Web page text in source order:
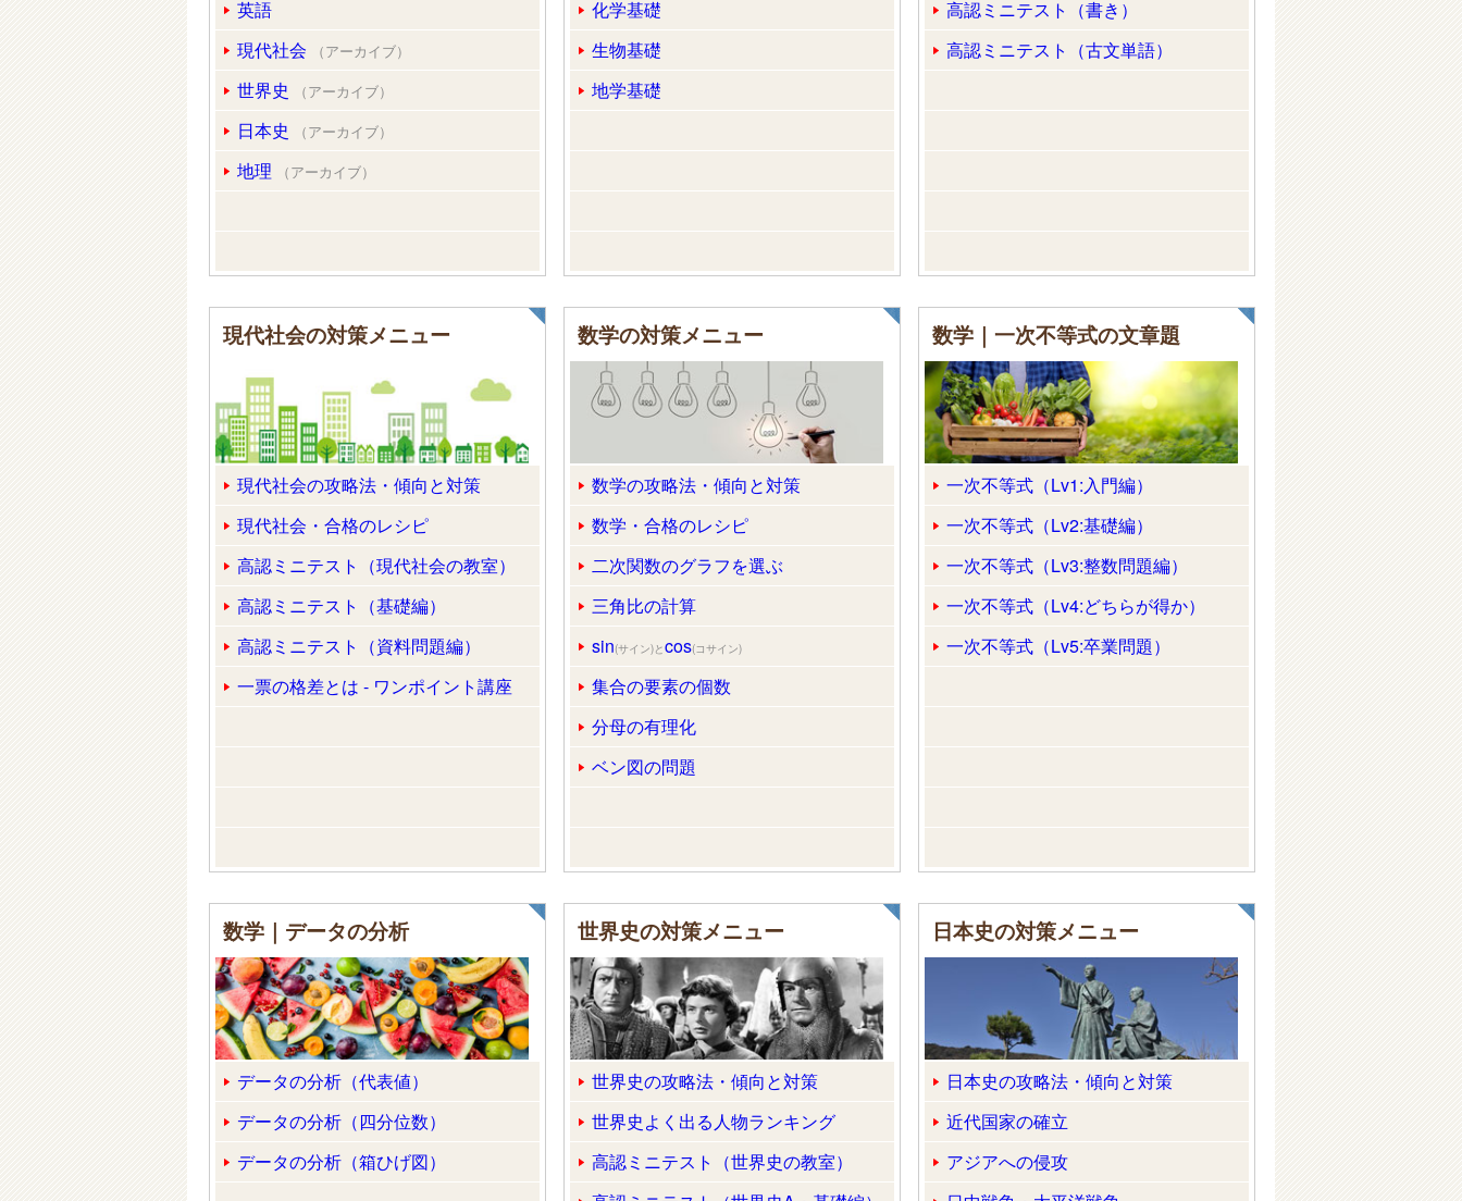
英語
現代社会
（アーカイブ）
世界史 （アーカイブ）
日本史 （アーカイブ）
地理 （アーカイブ）
化学基礎
生物基礎
地学基礎
高認ミニテスト（書き）
高認ミニテスト（古文単語）
現代社会の対策メニュー
現代社会の攻略法・傾向と対策
現代社会・合格のレシピ
高認ミニテスト（現代社会の教室）
高認ミニテスト（基礎編）
高認ミニテスト（資料問題編）
一票の格差とは - ワンポイント講座
数学の対策メニュー
数学の攻略法・傾向と対策
数学・合格のレシピ
二次関数のグラフを選ぶ
三角比の計算
sin(サイン)とcos(コサイン)
集合の要素の個数
分母の有理化
ベン図の問題
数学｜一次不等式の文章題
一次不等式（Lv1:入門編）
一次不等式（Lv2:基礎編）
一次不等式（Lv3:整数問題編）
一次不等式（Lv4:どちらが得か）
一次不等式（Lv5:卒業問題）
数学｜データの分析
データの分析（代表値）
データの分析（四分位数）
データの分析（箱ひげ図）
世界史の対策メニュー
世界史の攻略法・傾向と対策
世界史よく出る人物ランキング
高認ミニテスト（世界史の教室）
日本史の対策メニュー
日本史の攻略法・傾向と対策
近代国家の確立
アジアへの侵攻